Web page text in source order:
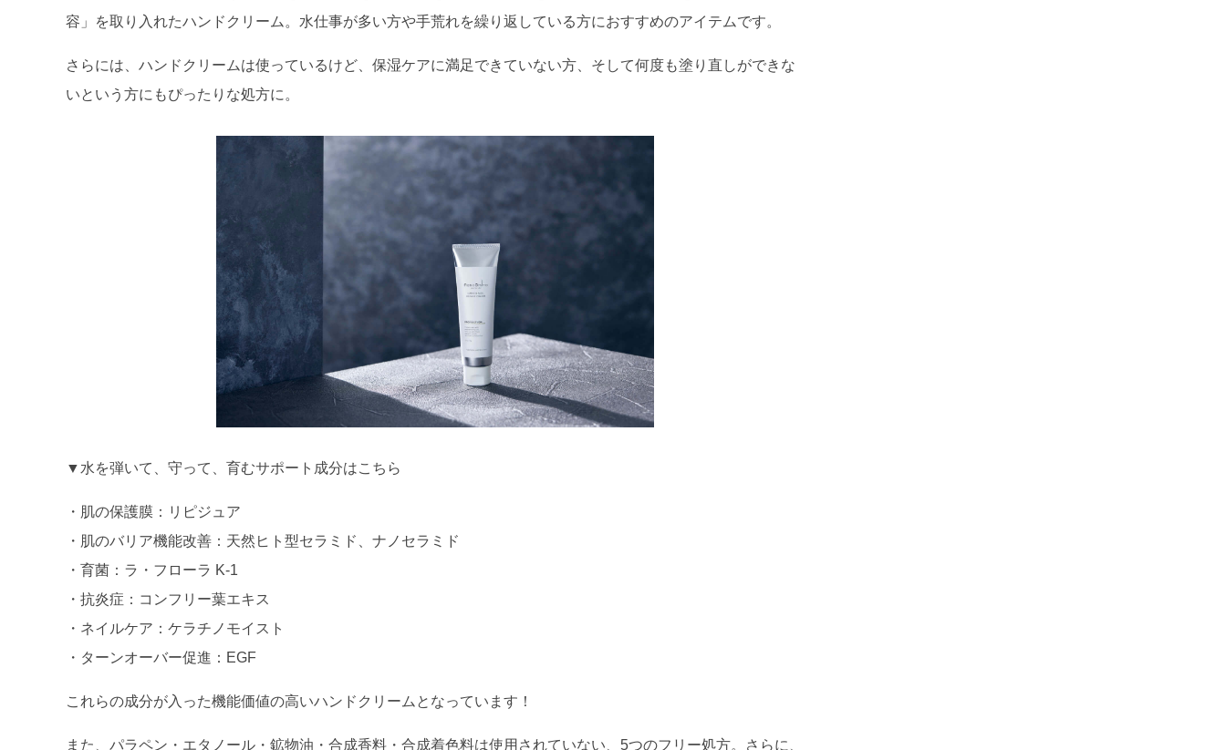
容」を取り入れたハンドクリーム。水仕事が多い方や手荒れを繰り返している方におすすめのアイテムです。
さらには、ハンドクリームは使っているけど、保湿ケアに満足できていない方、そして何度も塗り直しができな
いという方にもぴったりな処方に。
▼水を弾いて、守って、育むサポート成分はこちら
・肌の保護膜：リピジュア
・肌のバリア機能改善：天然ヒト型セラミド、ナノセラミド
・育菌：ラ・フローラ K-1
・抗炎症：コンフリー葉エキス
・ネイルケア：ケラチノモイスト
・ターンオーバー促進：EGF
これらの成分が入った機能価値の高いハンドクリームとなっています！
また、パラペン・エタノール・鉱物油・合成香料・合成着色料は使用されていない、5つのフリー処方。さらに、